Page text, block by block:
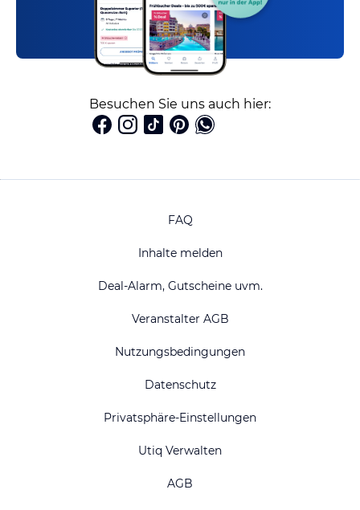
Besuchen Sie uns auch hier:
FAQ
Inhalte melden
Deal-Alarm, Gutscheine uvm.
Veranstalter AGB
Nutzungsbedingungen
Datenschutz
Privatsphäre-Einstellungen
Utiq Verwalten
AGB